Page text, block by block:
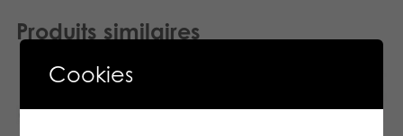
Produits similaires
Cookies